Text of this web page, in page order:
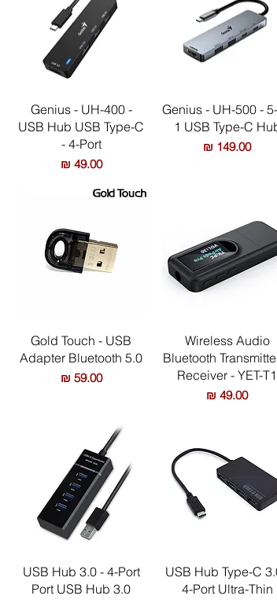
תצוגה מהירה
Genius - UH-500 -
1 USB Type-C
מחיר‏149.00 ‏₪
תצוגה מהירה
Genius - UH-400 -
USB Hub USB Type-C
- 4-Port
מחיר‏49.00 ‏₪
תצוגה מהירה
Wireless Audio
Bluetooth
Receiver - YET-T1
מחיר‏49.00 ‏₪
תצוגה מהירה
Gold Touch - USB
Adapter Bluetooth 5.0
מחיר‏59.00 ‏₪
תצוגה מהירה
USB Hub Type-C
4-Port Ultra-Thin
תצוגה מהירה
USB Hub 3.0 - 4-Port
Port USB Hub 3.0